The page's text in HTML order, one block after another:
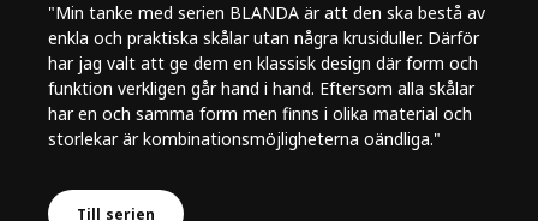
"Min tanke med serien BLANDA är att den ska bestå av
enkla och praktiska skålar utan några krusiduller. Därför
har jag valt att ge dem en klassisk design där form och
funktion verkligen går hand i hand. Eftersom alla skålar
har en och samma form men finns i olika material och
storlekar är kombinationsmöjligheterna oändliga."
Till serien